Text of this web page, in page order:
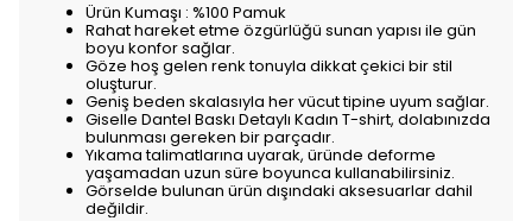
Ürün Kumaşı : %100 Pamuk
Rahat hareket etme özgürlüğü sunan yapısı ile gün
boyu konfor sağlar.
Göze hoş gelen renk tonuyla dikkat çekici bir stil
oluşturur.
Geniş beden skalasıyla her vücut tipine uyum sağlar.
Giselle Dantel Baskı Detaylı Kadın T-shirt, dolabınızda
bulunması gereken bir parçadır.
Yıkama talimatlarına uyarak, üründe deforme
yaşamadan uzun süre boyunca kullanabilirsiniz.
Görselde bulunan ürün dışındaki aksesuarlar dahil
değildir.